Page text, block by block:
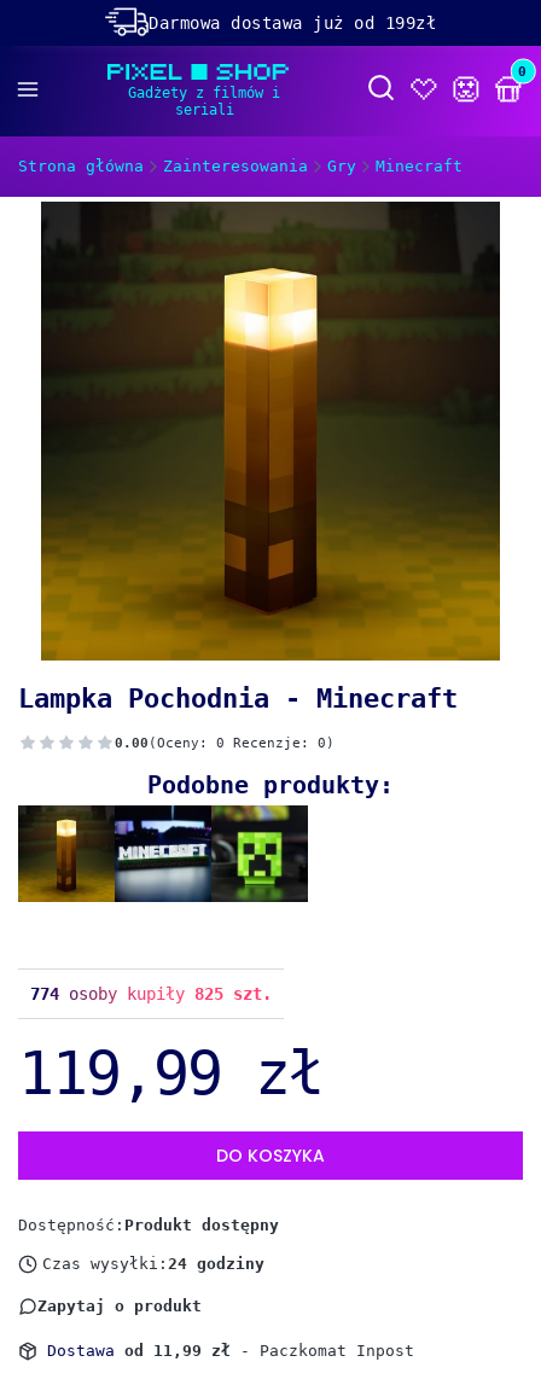
Darmowa dostawa już od 199zł
Rabaty -50% na wybrane produkty
Dolącz do naszego
Otwórz
Strona główna Zainteresowania Gry Minecraft
Lampka Pochodnia - Minecraft
0.00 (Oceny: 0 Recenzje: 0)
Podobne produkty:
774 osoby kupiły 825 szt.
119,99 zł
DO KOSZYKA
Dostępność: Produkt dostępny
Czas wysyłki: 24 godziny
Zapytaj o produkt
Dostawa od 11,99 zł - Paczkomat Inpost